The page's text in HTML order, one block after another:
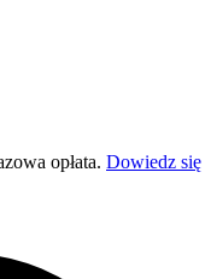
opłata. Dowiedz się